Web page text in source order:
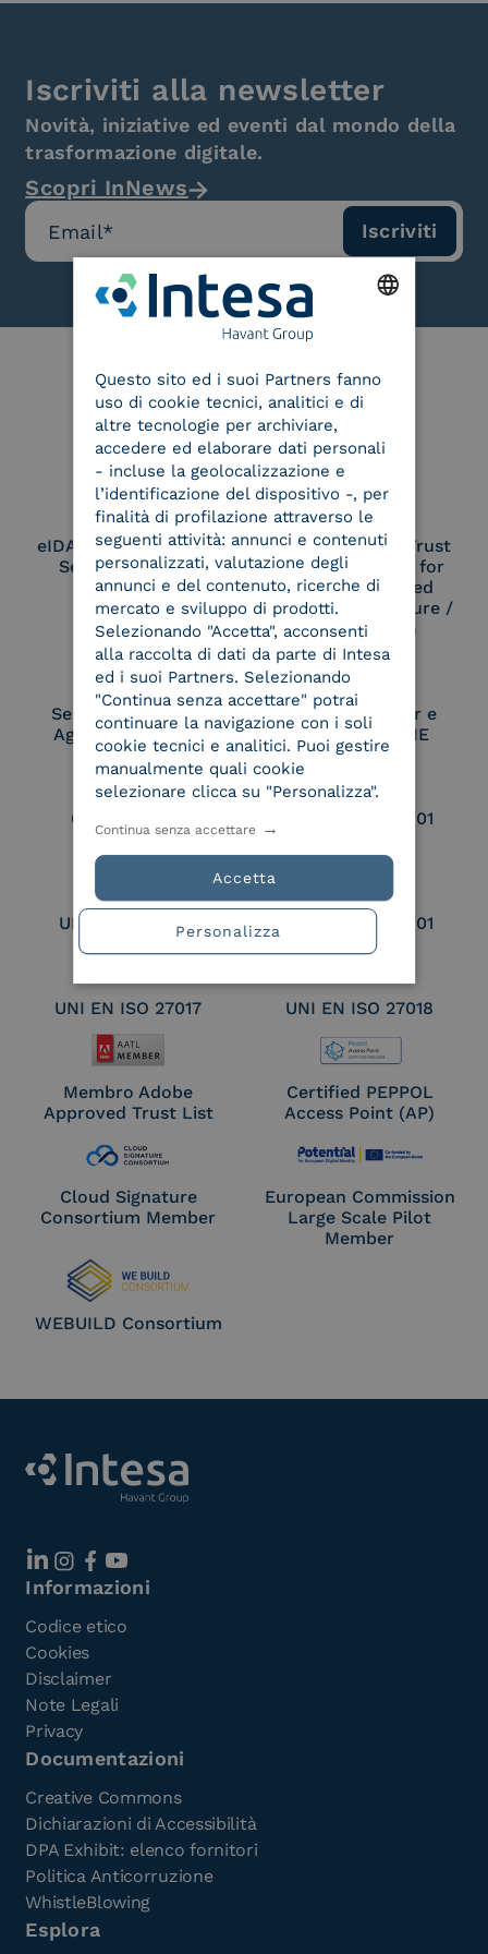
Iscriviti alla newsletter
Novità, iniziative ed eventi dal mondo della
trasformazione digitale.
Scopri InNews
Le nostre certificazioni
eIDAS Qualified Trust
Service Provider
eIDAS Qualified Trust
Service Provider for
Remote Qualified
Electronic Signature /
Seal Creation
Service Provider e
Aggregatore SPID
Service Provider e
Aggregatore CIE
Conservatore
qualificato
UNI EN ISO 37001
UNI EN ISO 9001 UNI EN ISO 27001
UNI EN ISO 27017 UNI EN ISO 27018
Membro Adobe
Approved Trust List
Certified PEPPOL
Access Point (AP)
Cloud Signature
Consortium Member
European Commission
Large Scale Pilot
Member
WEBUILD Consortium
Informazioni
Codice etico
Cookies
Disclaimer
Note Legali
Privacy
Documentazioni
Creative Commons
Dichiarazioni di Accessibilità
DPA Exhibit: elenco fornitori
Politica Anticorruzione
WhistleBlowing
Esplora
ITALIAN
Questo sito ed i suoi Partners fanno
uso di cookie tecnici, analitici e di
altre tecnologie per archiviare,
accedere ed elaborare dati personali
- incluse la geolocalizzazione e
l’identificazione del dispositivo -, per
finalità di profilazione attraverso le
seguenti attività: annunci e contenuti
personalizzati, valutazione degli
annunci e del contenuto, ricerche di
mercato e sviluppo di prodotti.
Selezionando "Accetta", acconsenti
alla raccolta di dati da parte di Intesa
ed i suoi Partners. Selezionando
"Continua senza accettare" potrai
continuare la navigazione con i soli
cookie tecnici e analitici. Puoi gestire
manualmente quali cookie
selezionare clicca su "Personalizza".
Accetta
Continua senza accettare
Personalizza